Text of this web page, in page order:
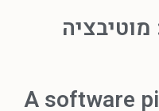
A software